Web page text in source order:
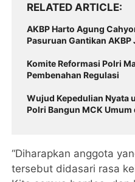
RELATED ARTICLE
AKBP Harto Agung
Pasuruan Gantikan AKBP
Komite Reformasi Polri
Pembenahan Regulasi
Wujud Kepedulian Nyata
Polri Bangun MCK
“Diharapkan anggota
tersebut didasari rasa